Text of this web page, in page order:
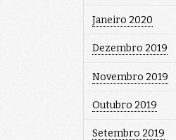
Janeiro 2020
Dezembro 2019
Novembro 2019
Outubro 2019
Setembro 2019